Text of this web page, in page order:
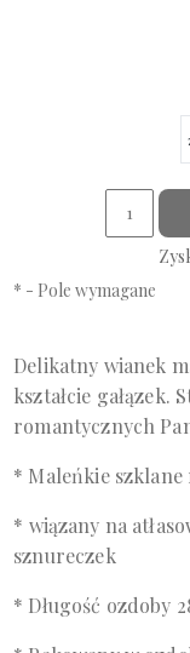
* - Pole wymagane
Delikatny wianek
kształcie gałązek.
romantycznych
* Maleńkie
* wiązany na
sznureczek
* Długość ozdoby